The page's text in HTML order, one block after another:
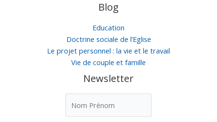
Blog
Education
Doctrine sociale de l’Eglise
Le projet personnel : la vie et le travail
Vie de couple et famille
Newsletter